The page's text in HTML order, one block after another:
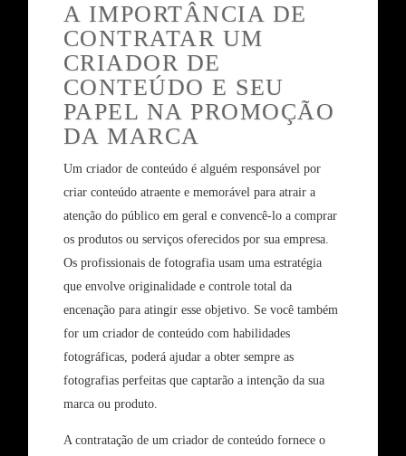
A IMPORTÂNCIA DE
CONTRATAR UM
CRIADOR DE
CONTEÚDO E SEU
PAPEL NA PROMOÇÃO
DA MARCA
Um criador de conteúdo é alguém responsável por
criar conteúdo atraente e memorável para atrair a
atenção do público em geral e convencê-lo a comprar
os produtos ou serviços oferecidos por sua empresa.
Os profissionais de fotografia usam uma estratégia
que envolve originalidade e controle total da
encenação para atingir esse objetivo. Se você também
for um criador de conteúdo com habilidades
fotográficas, poderá ajudar a obter sempre as
fotografias perfeitas que captarão a intenção da sua
marca ou produto.
A contratação de um criador de conteúdo fornece o